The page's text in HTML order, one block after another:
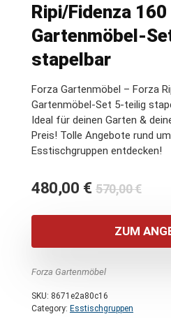
Ripi/Fidenza 160
Gartenmöbel-
stapelbar
Forza Gartenmöbel – Forza
Gartenmöbel-Set 5-teilig
Ideal für deinen Garten &
Preis! Tolle Angebote rund
Esstischgruppen entdecken!
570,00€
war:
480,00 €
ist:
ZUM
Forza Gartenmöbel
SKU: 8671e2a80c16
Category: Esstischgruppen